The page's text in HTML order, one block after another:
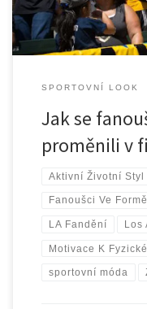
SPORTOVNÍ LOOK
Jak se
proměnili v
Aktivní Životní Styl
Fanoušci Ve Formě
LA Fandění Los
Motivace K
sportovní móda